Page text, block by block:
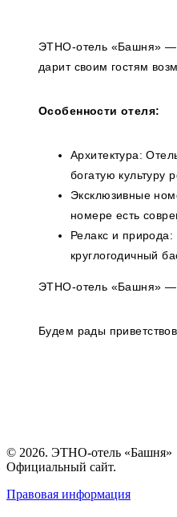
ЭТНО-отель «Башня» —
дарит своим гостям
Особенности отеля:
Архитектура:
богатую культуру
Эксклюзивные
номере есть
Релакс и
круглогодичный
ЭТНО-отель «Башня» —
Будем рады
© 2026. ЭТНО-отель «Башня»
Официальный сайт.
Правовая информация